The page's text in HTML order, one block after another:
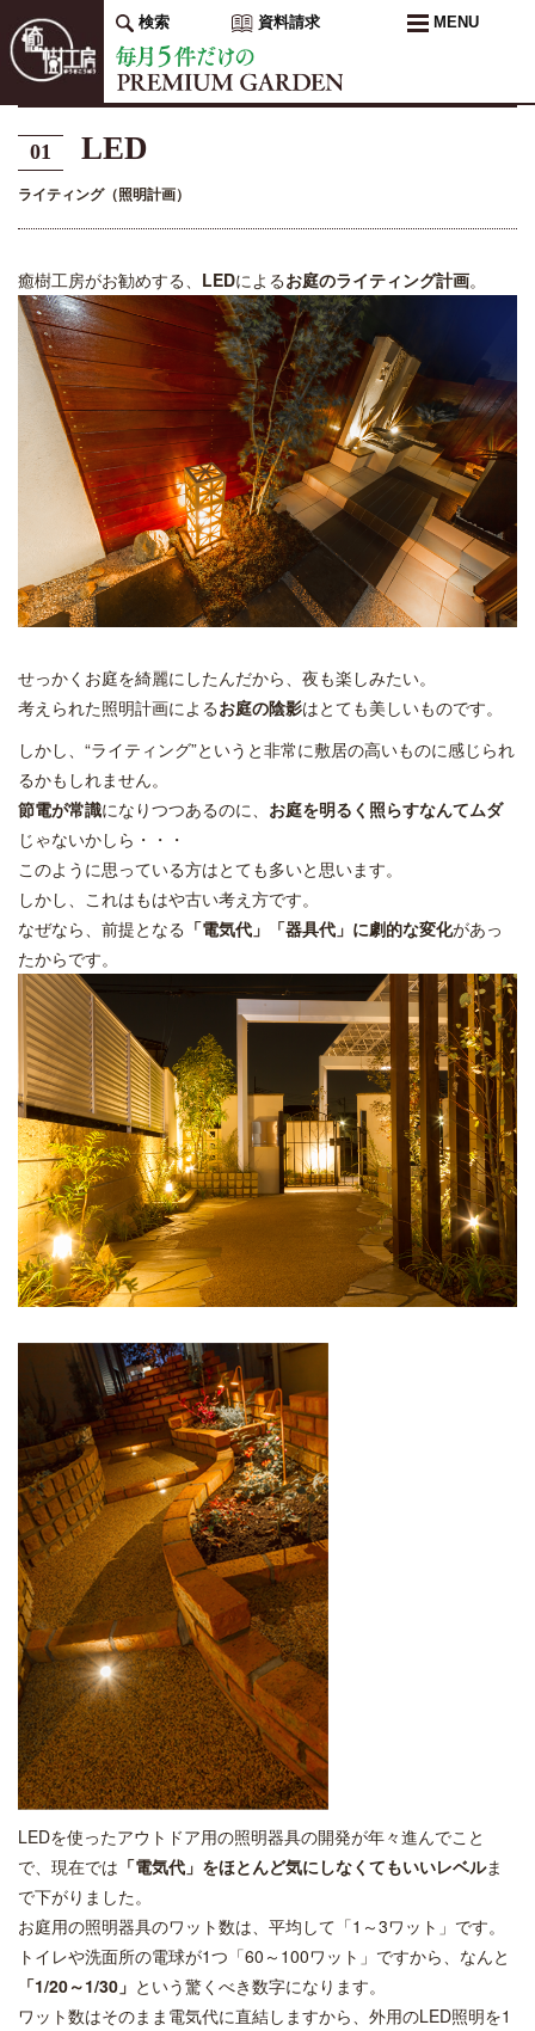
検索 資料請求 MENU
01 LED
ライティング（照明計画）
癒樹工房がお勧めする、 LEDによるお庭のライティング計画。
せっかくお庭を綺麗にしたんだから、夜も楽しみたい。
考えられた照明計画によるお庭の陰影はとても美しいものです。
しかし、“ライティング”というと非常に敷居の高いものに感じられ
るかもしれません。
節電が常識になりつつあるのに、 お庭を明るく照らすなんてムダ
じゃないかしら・・・
このように思っている方はとても多いと思います。
しかし、これはもはや古い考え方です。
なぜなら、前提となる 「電気代」「器具代」に劇的な変化があっ
たからです。
LEDを使ったアウトドア用の照明器具の開発が年々進んでこと
で、現在では 「電気代」をほとんど気にしなくてもいいレベルま
で下がりました。
お庭用の照明器具のワット数は、平均して「1～3ワット」です。
トイレや洗面所の電球が1つ「60～100ワット」ですから、なんと
「1/20～1/30」 という驚くべき数字になります。
ワット数はそのまま電気代に直結しますから、外用のLED照明を1